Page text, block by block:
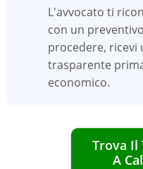
L'avvocato ti
con un
procedere, ricevi
trasparente
economico.
Trova Il
A